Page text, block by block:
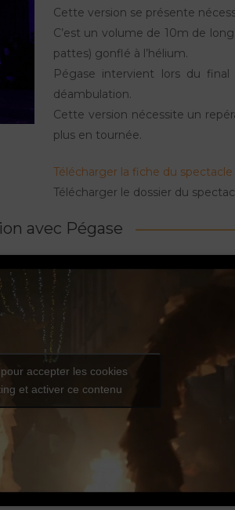
Cette version se présente
C’est un volume de 10m de
pattes) gonflé à l’hélium.
Pégase intervient lors du
déambulation.
Cette version nécessite un
plus en tournée.
Télécharger la fiche du spectacle
Télécharger le dossier du
avec Pégase
accepter les cookies
et activer ce contenu